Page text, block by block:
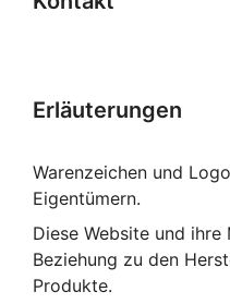
Erläuterungen
Warenzeichen und
Eigentümern.
Diese Website und ihre
Beziehung zu den
Produkte.